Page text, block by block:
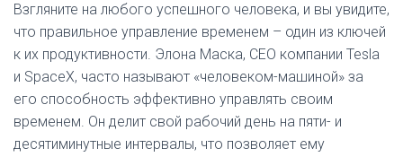
Взгляните на любого успешного человека, и вы увидите,
что правильное управление временем – один из ключей
к их продуктивности. Элона Маска, CEO компании Tesla
и SpaceX, часто называют «человеком-машиной» за
его способность эффективно управлять своим
временем. Он делит свой рабочий день на пяти- и
десятиминутные интервалы, что позволяет ему